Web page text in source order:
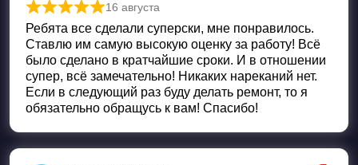
Оценка из 5
16 августа
Ребята все сделали суперски, мне понравилось.
Ставлю им самую высокую оценку за работу! Всё
было сделано в кратчайшие сроки. И в отношении
супер, всё замечательно! Никаких нареканий нет.
Если в следующий раз буду делать ремонт, то я
обязательно обращусь к вам! Спасибо!